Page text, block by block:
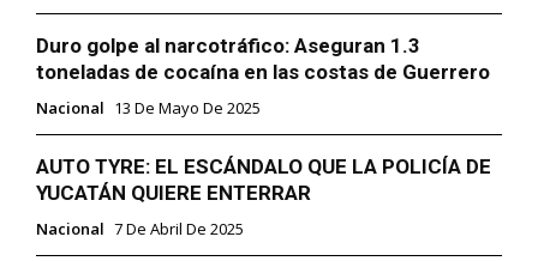
Duro golpe al narcotráfico: Aseguran 1.3
toneladas de cocaína en las costas de Guerrero
Nacional 13 De Mayo De 2025
AUTO TYRE: EL ESCÁNDALO QUE LA POLICÍA DE
YUCATÁN QUIERE ENTERRAR
Nacional 7 De Abril De 2025